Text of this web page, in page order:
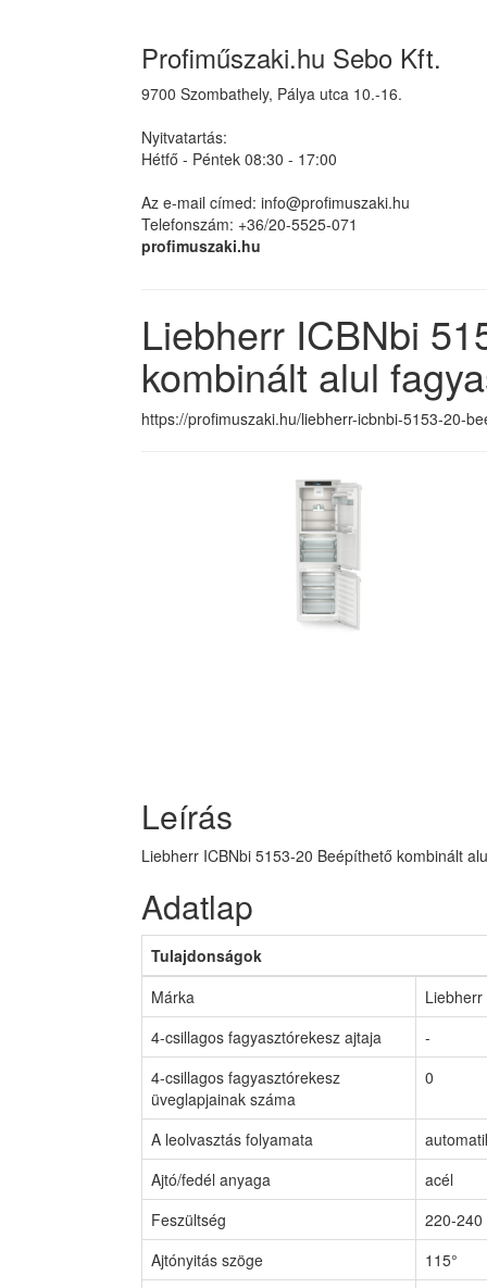
Profiműszaki.hu Sebo Kft.
9700 Szombathely, Pálya utca 10.-16.
Nyitvatartás:
Hétfő - Péntek 08:30 - 17:00
Az e-mail címed: info@profimuszaki.hu
Telefonszám: +36/20-5525-071
profimuszaki.hu
Liebherr ICBNbi
kombinált alul
https://profimuszaki.hu/liebherr-icbnbi-5153-20-
Leírás
Liebherr ICBNbi 5153-20 Beépíthető kombinált
Adatlap
Tulajdonságok
Márka
Liebherr
4-csillagos fagyasztórekesz ajtaja
-
4-csillagos fagyasztórekesz
üveglapjainak száma
0
A leolvasztás folyamata
Ajtó/fedél anyaga
acél
Feszültség
220-240
Ajtónyitás szöge
115°